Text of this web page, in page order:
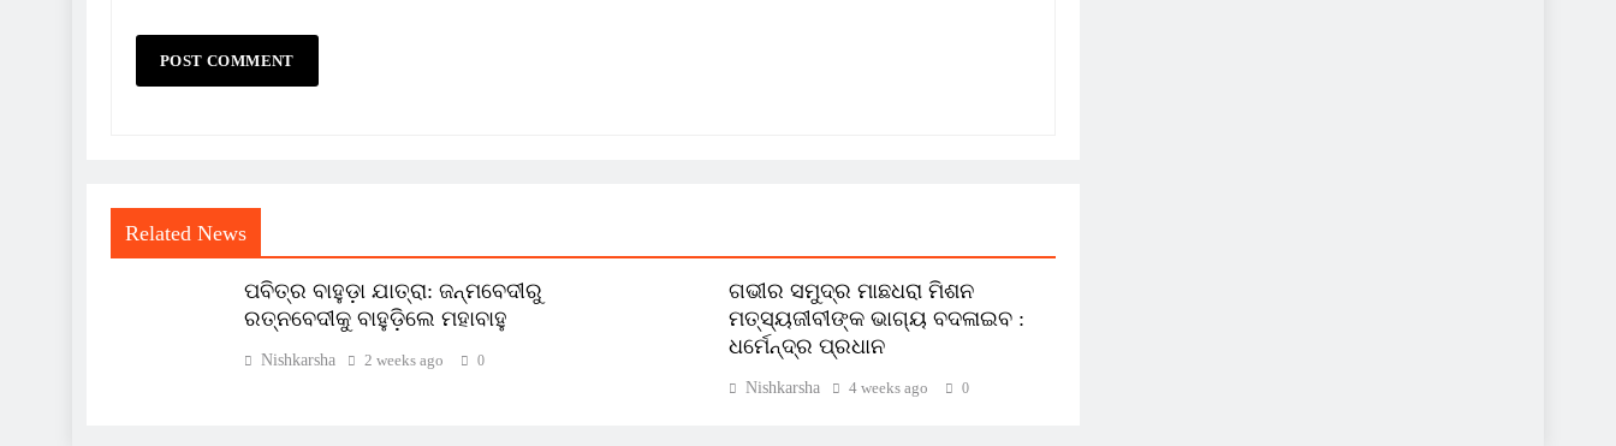
Related News
ପବିତ୍ର ବାହୁଡ଼ା ଯାତ୍ରା: ଜନ୍ମବେଦୀରୁ
ରତ୍ନବେଦୀକୁ ବାହୁଡ଼ିଲେ ମହାବାହୁ
Nishkarsha 2 weeks ago 0
ଗଭୀର ସମୁଦ୍ର ମାଛଧରା ମିଶନ
ମତ୍ସ୍ୟଜୀବୀଙ୍କ ଭାଗ୍ୟ ବଦଳାଇବ :
ଧର୍ମେନ୍ଦ୍ର ପ୍ରଧାନ
Nishkarsha 4 weeks ago 0